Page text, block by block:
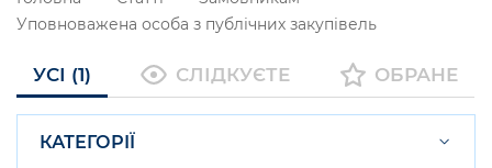
Уповноважена особа з публічних закупівель
УСІ (1) СЛІДКУЄТЕ ОБРАНЕ
КАТЕГОРІЇ